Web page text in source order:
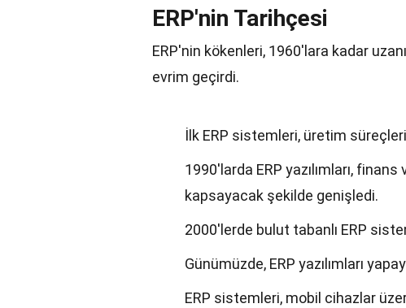
ERP'nin Tarihçesi
ERP'nin kökenleri, 1960'lara kadar
evrim geçirdi.
İlk ERP sistemleri, üretim
1990'larda ERP yazılımları,
kapsayacak şekilde genişledi.
2000'lerde bulut tabanlı ERP
Günümüzde, ERP yazılımları
ERP sistemleri, mobil cihazlar